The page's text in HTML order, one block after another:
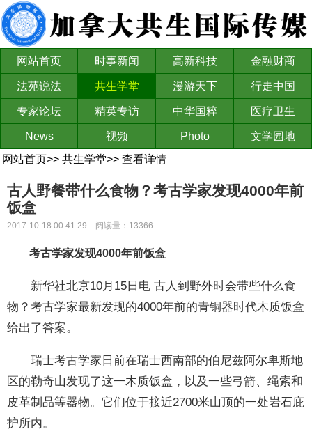
网站首页 时事新闻 高新科技 金融财商
法苑说法 共生学堂 漫游天下 行走中国
专家论坛 精英专访 中华国粹 医疗卫生
News 视频 Photo
文学园地
网站首页>> 共生学堂>> 查看详情
古人野餐带什么食物？考古学家发现4000年前
饭盒
2017-10-18 00:41:29 阅读量：13366
考古学家发现4000年前饭盒
新华社北京10月15日电 古人到野外时会带些什么食
物？考古学家最新发现的4000年前的青铜器时代木质饭盒
给出了答案。
瑞士考古学家日前在瑞士西南部的伯尼兹阿尔卑斯地
区的勒奇山发现了这一木质饭盒，以及一些弓箭、绳索和
皮革制品等器物。它们位于接近2700米山顶的一处岩石庇
护所内。